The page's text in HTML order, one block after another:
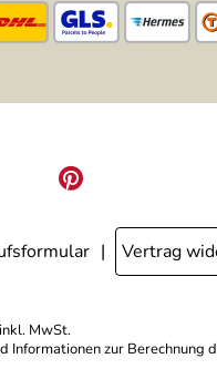
Vertrag
MwSt.
zur Berechnung